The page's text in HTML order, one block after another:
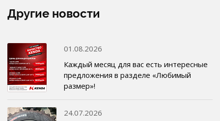
Другие новости
01.08.2026
Каждый месяц для вас есть интересные
предложения в разделе «Любимый
размер»!
24.07.2026